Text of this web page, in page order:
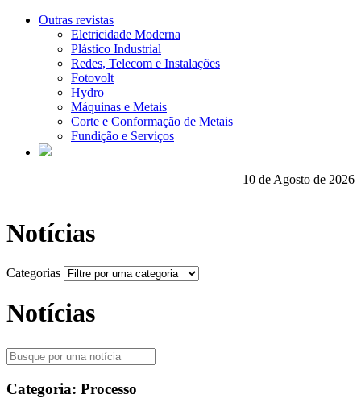
Outras revistas
Eletricidade Moderna
Plástico Industrial
Redes, Telecom e Instalações
Fotovolt
Hydro
Máquinas e Metais
Corte e Conformação de Metais
Fundição e Serviços
10 de Agosto de 2026
Notícias
Categorias
Notícias
Categoria: Processo